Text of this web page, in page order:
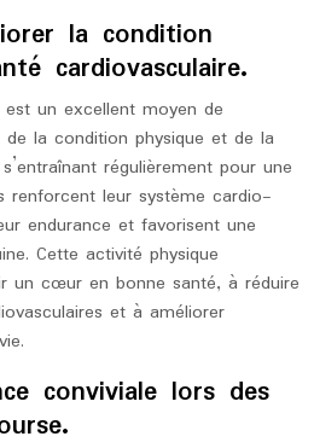
la condition
cardiovasculaire.
un excellent moyen de
la condition physique et de la
régulièrement pour une
renforcent leur système cardio-
endurance et favorisent une
Cette activité physique
un cœur en bonne santé, à réduire
et à améliorer
conviviale lors des